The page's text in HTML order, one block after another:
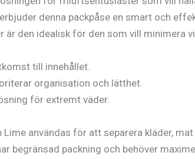
denna packpåse en smart och
är den idealisk för den som vill minimera
till innehållet.
organisation och lätthet.
för extremt väder.
Lime användas för att separera kläder,
begränsad packning och behöver